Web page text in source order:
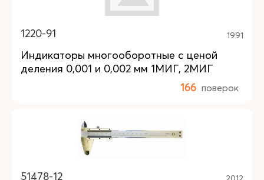
1220-91 1991
Индикаторы многооборотные с ценой
деления 0,001 и 0,002 мм 1МИГ, 2МИГ
166 поверок
51478-12